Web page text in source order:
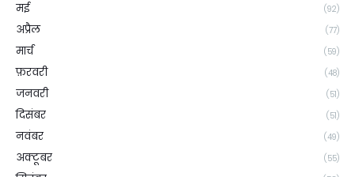
मई (92)
अप्रैल (77)
मार्च (59)
फ़रवरी (48)
जनवरी (51)
दिसंबर (51)
नवंबर (49)
अक्टूबर (55)